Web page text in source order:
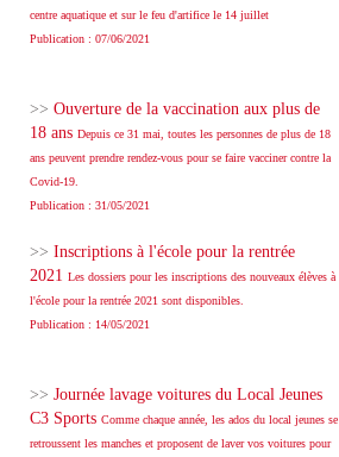
centre aquatique et sur le feu d'artifice le 14 juillet
Publication : 07/06/2021
>> Ouverture de la vaccination aux plus de
18 ans Depuis ce 31 mai, toutes les personnes de plus de 18
ans peuvent prendre rendez-vous pour se faire vacciner contre la
Covid-19.
Publication : 31/05/2021
>> Inscriptions à l'école pour la rentrée
2021 Les dossiers pour les inscriptions des nouveaux élèves à
l'école pour la rentrée 2021 sont disponibles.
Publication : 14/05/2021
>> Journée lavage voitures du Local Jeunes
C3 Sports Comme chaque année, les ados du local jeunes se
retroussent les manches et proposent de laver vos voitures pour